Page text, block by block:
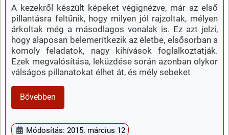
A kezekről készült képeket végignézve, már az első
pillantásra feltűnik, hogy milyen jól rajzoltak, mélyen
árkoltak még a másodlagos vonalak is. Ez azt jelzi,
hogy alaposan belemerítkezik az életbe, elsősorban a
komoly feladatok, nagy kihívások foglalkoztatják.
Ezek megvalósítása, leküzdése során azonban olykor
válságos pillanatokat élhet át, és mély sebeket
Bővebben
Módosítás: 2015. március 12